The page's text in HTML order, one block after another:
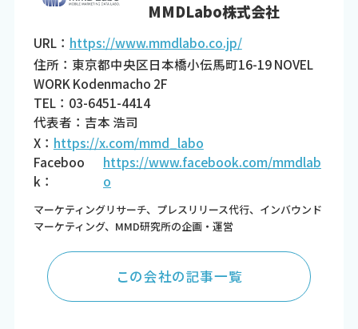
MMDLabo株式会社
URL： https://www.mmdlabo.co.jp/
住所：東京都中央区日本橋小伝馬町16-19 NOVEL
WORK Kodenmacho 2F
TEL：03-6451-4414
代表者：吉本 浩司
X： https://x.com/mmd_labo
Faceboo
k：
https://www.facebook.com/mmdlab
o
マーケティングリサーチ、プレスリリース代行、インバウンド
マーケティング、MMD研究所の企画・運営
この会社の記事一覧